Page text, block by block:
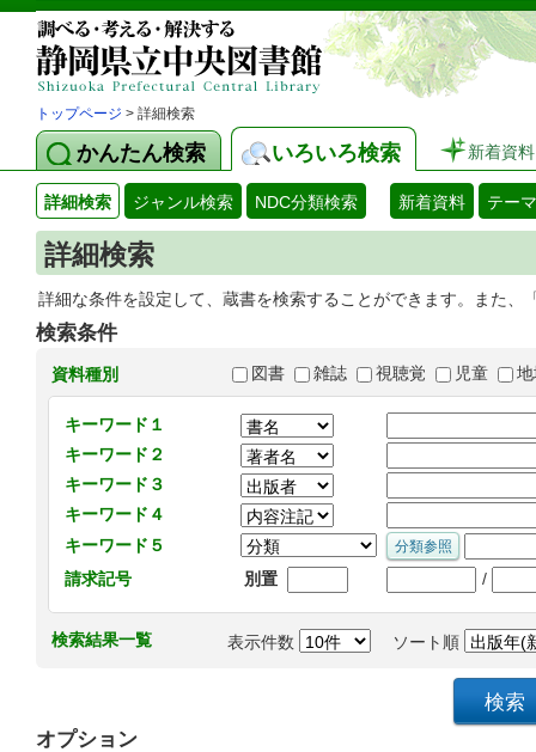
トップページ > 詳細検索
かんたん検索 いろいろ検索 新着資料
詳細検索 ジャンル検索 NDC分類検索 新着資料 テー
詳細検索
詳細な条件を設定して、蔵書を検索することができます。また
検索条件
資料種別 図書 雑誌 視聴覚 児童
キーワード１
キーワード２
キーワード３
キーワード４
キーワード５
請求記号
別置 /
検索結果一覧 表示件数 ソート順
オプション